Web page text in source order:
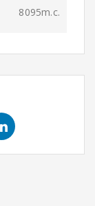
8095m.c.